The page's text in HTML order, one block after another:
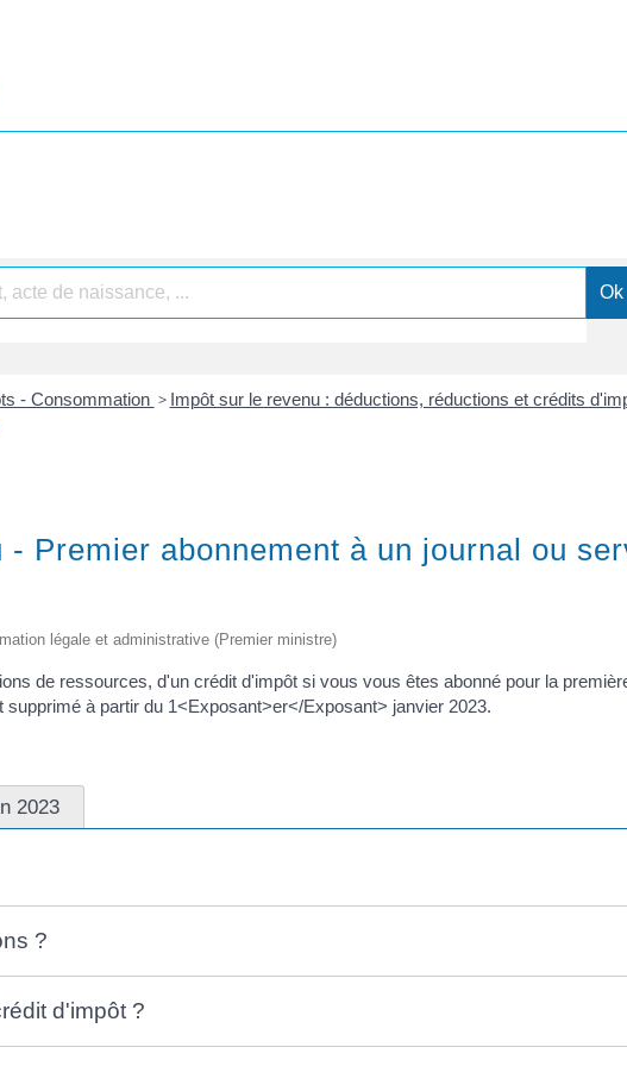
- Consommation > Impôt sur le revenu : déductions, réductions et crédits
- Premier abonnement à un journal ou
légale et administrative (Premier ministre)
de ressources, d'un crédit d'impôt si vous vous êtes abonné pour la
supprimé à partir du 1<Exposant>er</Exposant> janvier 2023.
2023
?
d'impôt ?